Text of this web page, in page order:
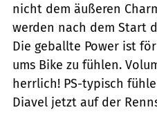
nicht dem äußeren
werden nach dem Start
Die geballte Power ist
ums Bike zu fühlen.
herrlich! PS-typisch
Diavel jetzt auf der